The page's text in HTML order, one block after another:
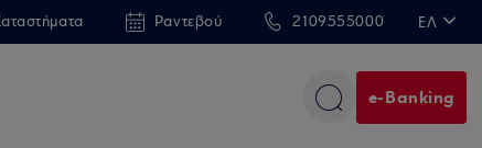
Ραντεβού 2109555000 ΕΛ
e-Banking